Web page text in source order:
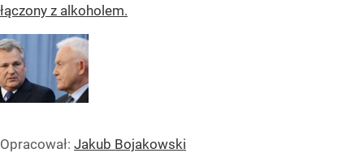
łączony z alkoholem.
Opracował: Jakub Bojakowski